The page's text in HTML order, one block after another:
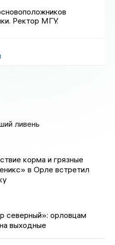
Ректор МГУ.
ливень
корма и грязные
в Орле встретил
северный»: орловцам
выходные